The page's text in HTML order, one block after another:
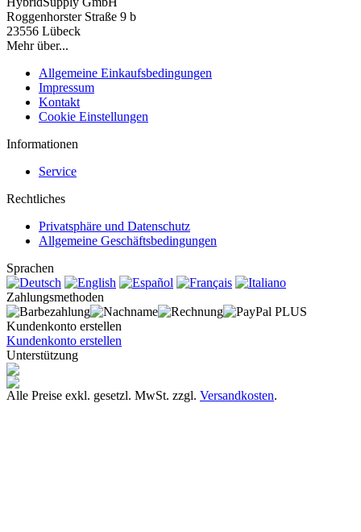
Roggenhorster Straße 9 b
23556 Lübeck
Mehr über...
Allgemeine Einkaufsbedingungen
Impressum
Kontakt
Cookie Einstellungen
Informationen
Service
Rechtliches
Privatsphäre und Datenschutz
Allgemeine Geschäftsbedingungen
Sprachen
Zahlungsmethoden
Kundenkonto erstellen
Kundenkonto erstellen
Unterstützung
Alle Preise exkl. gesetzl. MwSt. zzgl. Versandkosten.